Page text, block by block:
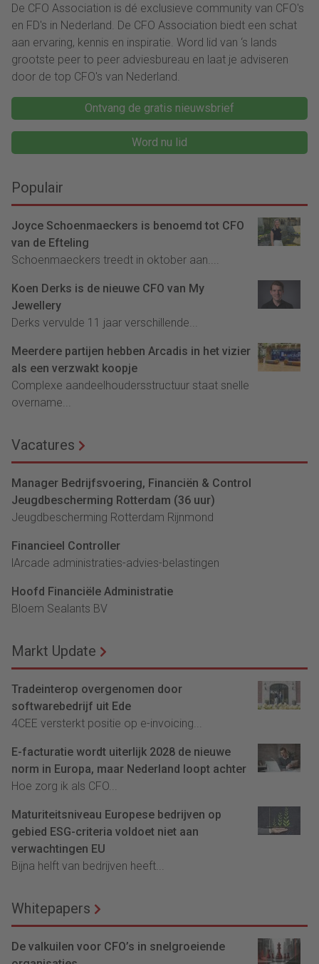
De CFO Association is dé exclusieve community van CFO's
en FD's in Nederland. De CFO Association biedt een schat
aan ervaring, kennis en inspiratie. Word lid van ‘s lands
grootste peer to peer adviesbureau en laat je adviseren
door de top CFO's van Nederland.
Ontvang de gratis nieuwsbrief
Word nu lid
Populair
Joyce Schoenmaeckers is benoemd tot CFO
van de Efteling
Schoenmaeckers treedt in oktober aan....
Koen Derks is de nieuwe CFO van My
Jewellery
Derks vervulde 11 jaar verschillende...
Meerdere partijen hebben Arcadis in het vizier
als een verzwakt koopje
Complexe aandeelhoudersstructuur staat snelle
overname...
Vacatures
Manager Bedrijfsvoering, Financiën & Control
Jeugdbescherming Rotterdam (36 uur)
Jeugdbescherming Rotterdam Rijnmond
Financieel Controller
lArcade administraties-advies-belastingen
Hoofd Financiële Administratie
Bloem Sealants BV
Markt Update
Tradeinterop overgenomen door
softwarebedrijf uit Ede
4CEE versterkt positie op e-invoicing...
E-facturatie wordt uiterlijk 2028 de nieuwe
norm in Europa, maar Nederland loopt achter
Hoe zorg ik als CFO...
Maturiteitsniveau Europese bedrijven op
gebied ESG-criteria voldoet niet aan
verwachtingen EU
Bijna helft van bedrijven heeft...
Whitepapers
De valkuilen voor CFO’s in snelgroeiende